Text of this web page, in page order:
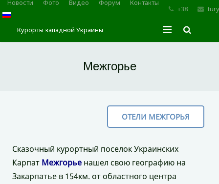
Новости Фото Видео Форум Контакты
+38
Курорты западной Украины
Межгорье
ОТЕЛИ МЕЖГОРЬЯ
Сказочный курортный поселок Украинских
Карпат Межгорье нашел свою географию на
Закарпатье в 154км. от областного центра